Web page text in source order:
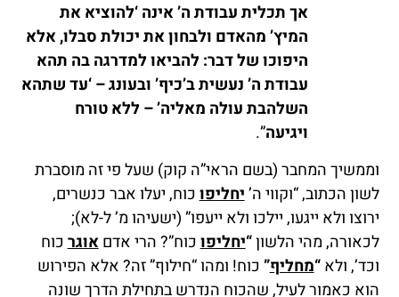
אך תכלית עבודת ה’ אינה ‘להוציא את
המיץ’ מהאדם ולבחון את יכולת סבלו, אלא
היפוכו של דבר: להביאו למדרגה בה תהא
עבודת ה’ נעשית ב’כיף’ ובעונג – ‘עד שתהא
השלהבת עולה מאליה’ – ללא טורח
ויגיעה”.
וממשיך המחבר (בשם הראי”ה קוק) שעל פי זה מוסברת
לשון הכתוב, “וקווי ה’יחליפוכוח, יעלו אבר כנשרים,
ירוצו ולא ייגעו, יילכו ולא ייעפו” (ישעיהו מ’ ל-לא);
לכאורה, מהי הלשון“יחליפוכוח”? הרי אדםאוגרכוח
וכד’, ולא“מחליף”כוח! ומהו “חילוף” זה? אלא הפירוש
הוא כאמור לעיל, שהכוח הנדרש בתחילת הדרך שונה